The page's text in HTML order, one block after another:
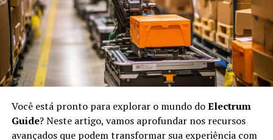
No IPFS, os arquivos são identificados por suas
hashes
únicas, em vez de endereços URL. Isso significa que,
quando você acessar um arquivo, estará acessando sua
versão exata, não importa onde ele esteja armazenado.
O IPFS usa conceitos depeer-to-peer(P2P) para
transferir arquivos diretamente entre os usuários.
Vantagens de Usar IPFS para Sites
Você está pronto para explorar o mundo doElectrum
Guide? Neste artigo, vamos aprofundar nos recursos
avançados que podem transformar sua experiência com